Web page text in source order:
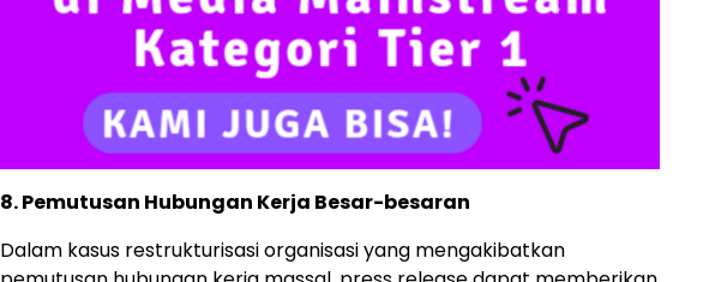
8. Pemutusan Hubungan Kerja Besar-besaran
Dalam kasus restrukturisasi organisasi yang mengakibatkan